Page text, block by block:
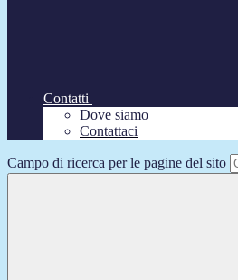
Contatti
Dove siamo
Contattaci
Campo di ricerca per le pagine del sito